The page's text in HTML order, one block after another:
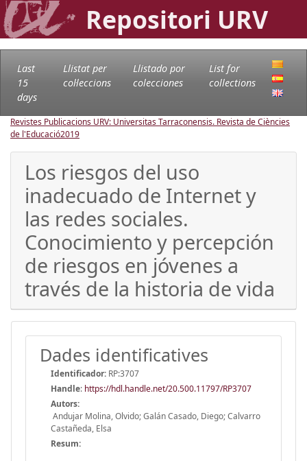
Repositori URV
Last
15
days
Llistat per
col·leccions
Llistado por
colecciones
List for
collections
Revistes Publicacions URV: Universitas Tarraconensis. Revista de Ciències
de l'Educació2019
Los riesgos del uso
inadecuado de Internet y
las redes sociales.
Conocimiento y percepción
de riesgos en jóvenes a
través de la historia de vida
Dades identificatives
Identificador: RP:3707
Handle: https://hdl.handle.net/20.500.11797/RP3707
Autors:
Andujar Molina, Olvido; Galán Casado, Diego; Calvarro
Castañeda, Elsa
Resum: